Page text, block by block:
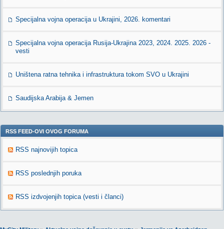
Specijalna vojna operacija u Ukrajini, 2026. komentari
Specijalna vojna operacija Rusija-Ukrajina 2023, 2024. 2025. 2026 -
vesti
Uništena ratna tehnika i infrastruktura tokom SVO u Ukrajini
Saudijska Arabija & Jemen
RSS FEED-OVI OVOG FORUMA
RSS najnovijih topica
RSS poslednjih poruka
RSS izdvojenjih topica (vesti i članci)